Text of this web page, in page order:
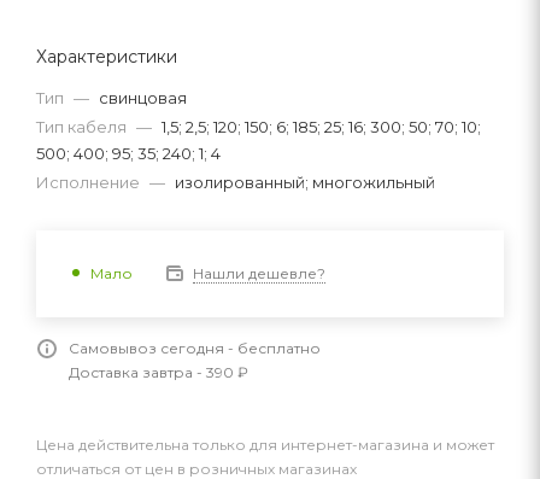
Характеристики
Тип — свинцовая
Тип кабеля — 1,5; 2,5; 120; 150; 6; 185; 25; 16; 300; 50; 70; 10;
500; 400; 95; 35; 240; 1; 4
Исполнение — изолированный; многожильный
Мало Нашли дешевле?
Самовывоз сегодня - бесплатно
Доставка завтра - 390 ₽
Цена действительна только для интернет-магазина и может
отличаться от цен в розничных магазинах